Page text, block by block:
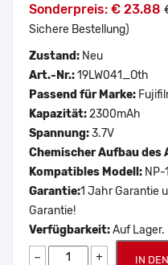
Sonderpreis: € 23.88
Sichere Bestellung)
Zustand: Neu
Art.-Nr.:19LW041_Oth
Passend für Marke:
Kapazität:2300mAh
Spannung:3.7V
Chemischer Aufbau des
Kompatibles Modell: NP-
Garantie:1 Jahr Garantie
Garantie!
Verfügbarkeit:Auf Lager.
− + IN